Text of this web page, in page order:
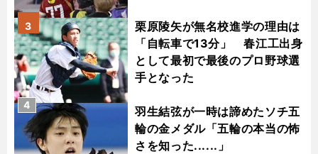
栗原陵矢が無名校進学の理由は
「自転車で13分」 春江工出身
として最初で最後のプロ野球選
手となった
3
羽生結弦が一時は諦めたソチ五
輪の金メダル「五輪の本当の怖
さを知った......」
4